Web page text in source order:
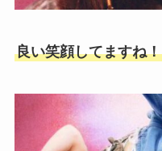
良い笑顔してますね！